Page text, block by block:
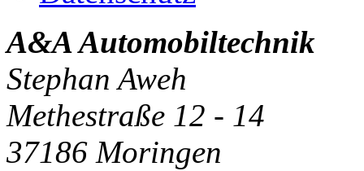
A&A Automobiltechnik
Stephan Aweh
Methestraße 12 - 14
37186 Moringen